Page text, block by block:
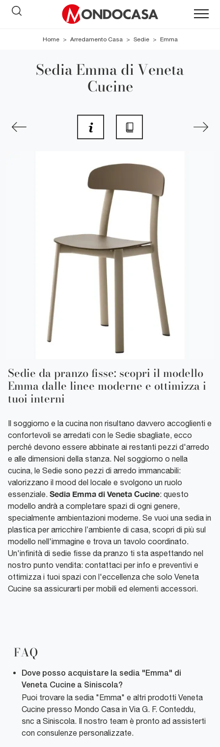
Home > Arredamento Casa > Sedie > Emma
Sedia Emma di Veneta
Cucine
Sedie da pranzo fisse: scopri il modello
Emma dalle linee moderne e ottimizza i
tuoi interni
Il soggiorno e la cucina non risultano davvero accoglienti e
confortevoli se arredati con le Sedie sbagliate, ecco
perché devono essere abbinate ai restanti pezzi d'arredo
e alle dimensioni della stanza. Nel soggiorno o nella
cucina, le Sedie sono pezzi di arredo immancabili:
valorizzano il mood del locale e svolgono un ruolo
essenziale. Sedia Emma di Veneta Cucine: questo
modello andrà a completare spazi di ogni genere,
specialmente ambientazioni moderne. Se vuoi una sedia in
plastica per arricchire l’ambiente di casa, scopri di più sul
modello nell'immagine e trova un tavolo coordinato.
Un'infinità di sedie fisse da pranzo ti sta aspettando nel
nostro punto vendita: contattaci per info e preventivi e
ottimizza i tuoi spazi con l'eccellenza che solo Veneta
Cucine sa assicurarti per mobili ed elementi accessori.
FAQ
Dove posso acquistare la sedia "Emma" di
Veneta Cucine a Siniscola?
Puoi trovare la sedia "Emma" e altri prodotti Veneta
Cucine presso Mondo Casa in Via G. F. Conteddu,
snc a Siniscola. Il nostro team è pronto ad assisterti
con consulenze personalizzate.